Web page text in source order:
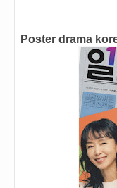
Poster drama